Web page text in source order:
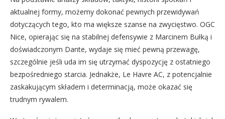
aktualnej formy, możemy dokonać pewnych przewidywań
dotyczących tego, kto ma większe szanse na zwycięstwo. OGC
Nice, opierając się na stabilnej defensywie z Marcinem Bułką i
doświadczonym Dante, wydaje się mieć pewną przewagę,
szczególnie jeśli uda im się utrzymać dyspozycję z ostatniego
bezpośredniego starcia. Jednakże, Le Havre AC, z potencjalnie
zaskakującym składem i determinacją, może okazać się
trudnym rywalem.